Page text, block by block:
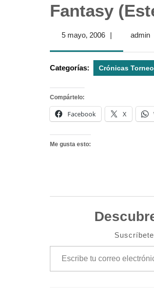
Fantasy
5 mayo, 20065
| admin
Categorías: Crónicas
Compártelo:
Facebook X
Me gusta esto:
Escribe tu correo electrónico…